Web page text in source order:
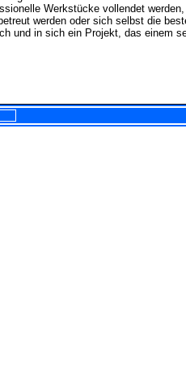
Werkstücke vollendet
werden oder sich selbst die
und in sich ein Projekt, das einem